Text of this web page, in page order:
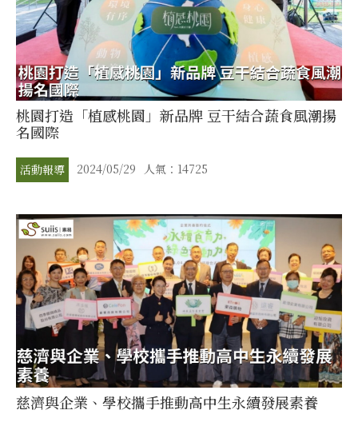
桃園打造「植感桃園」新品牌 豆干結合蔬食風潮揚
名國際
活動報導 2024/05/29 人氣：14725
慈濟與企業、學校攜手推動高中生永續發展素養